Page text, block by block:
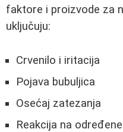
faktore i proizvode za
uključuju:
Crvenilo i iritacija
Pojava bubuljica
Osećaj zatezanja
Reakcija na